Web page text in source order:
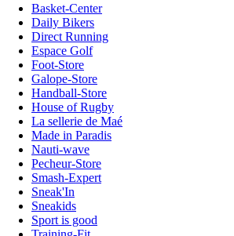
Basket-Center
Daily Bikers
Direct Running
Espace Golf
Foot-Store
Galope-Store
Handball-Store
House of Rugby
La sellerie de Maé
Made in Paradis
Nauti-wave
Pecheur-Store
Smash-Expert
Sneak'In
Sneakids
Sport is good